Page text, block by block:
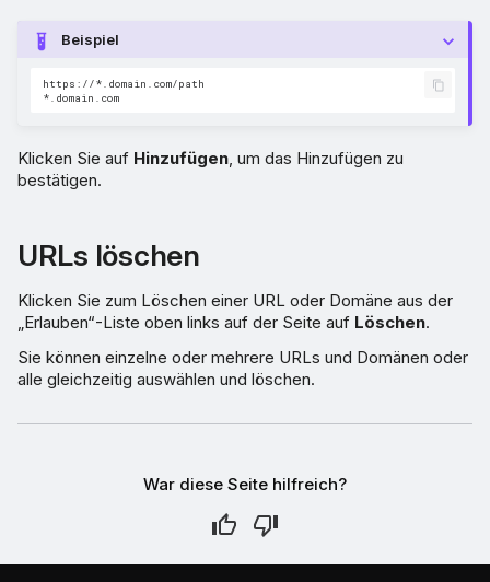
Beispiel
https://*.domain.com/path
Klicken Sie auf Hinzufügen, um das Hinzufügen zu
bestätigen.
URLs löschen
Klicken Sie zum Löschen einer URL oder Domäne aus der
„Erlauben“-Liste oben links auf der Seite auf Löschen.
Sie können einzelne oder mehrere URLs und Domänen oder
alle gleichzeitig auswählen und löschen.
War diese Seite hilfreich?